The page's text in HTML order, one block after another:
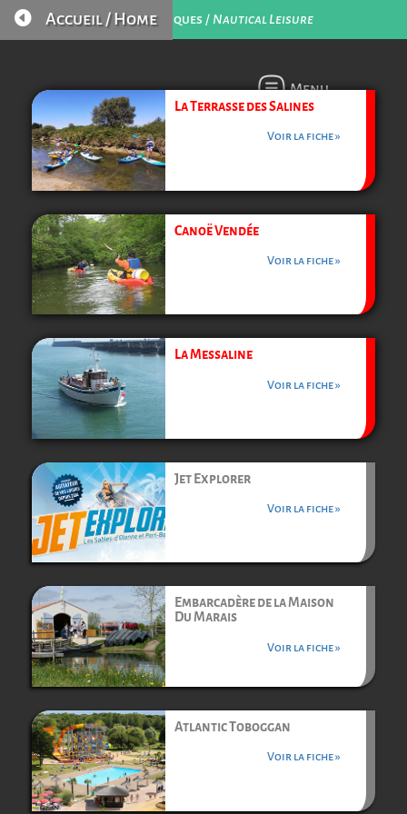
Loisirs Nautiques / Nautical Leisure
 Accueil / Home
Menu
La Terrasse des Salines
Voir la fiche »
Canoë Vendée
Voir la fiche »
La Messaline
Voir la fiche »
Jet Explorer
Voir la fiche »
Embarcadère de la Maison
Du Marais
Voir la fiche »
Atlantic Toboggan
Voir la fiche »